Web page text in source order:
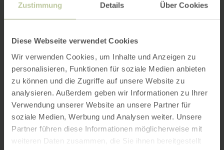
Zustimmung Details Über Cookies
Diese Webseite verwendet Cookies
Wir verwenden Cookies, um Inhalte und Anzeigen zu
personalisieren, Funktionen für soziale Medien anbieten
zu können und die Zugriffe auf unsere Website zu
analysieren. Außerdem geben wir Informationen zu Ihrer
Verwendung unserer Website an unsere Partner für
soziale Medien, Werbung und Analysen weiter. Unsere
Partner führen diese Informationen möglicherweise mit
weiteren Daten zusammen, die Sie ihnen bereitgestellt